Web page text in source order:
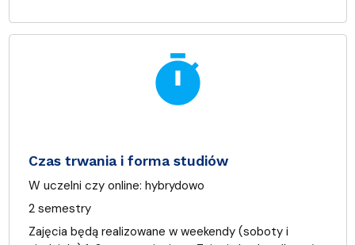
timer
Czas trwania i forma studiów
W uczelni czy online: hybrydowo
2 semestry
Zajęcia będą realizowane w weekendy (soboty i